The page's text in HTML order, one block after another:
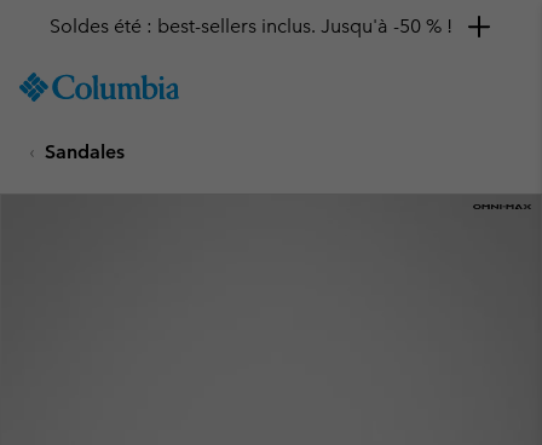
TO
SKIP
MAIN
Soldes été : best-sellers inclus. Jusqu'à -50 % !
Sandales